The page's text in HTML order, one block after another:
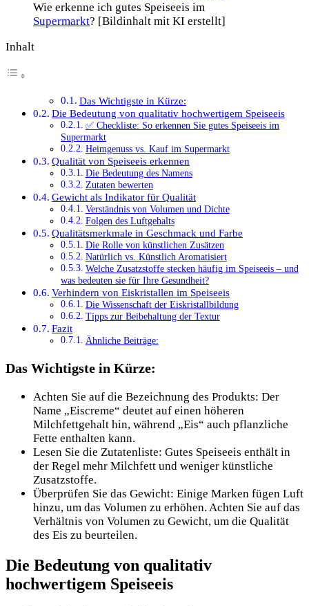
Wie erkenne ich gutes Speiseeis im
Supermarkt? [Bildinhalt mit KI erstellt]
Inhalt
Das Wichtigste in Kürze:
Die Bedeutung von qualitativ hochwertigem Speiseeis
✅ Checkliste: So erkennen Sie gutes Speiseeis im
Supermarkt
Heimgenuss vs. Kauf im Supermarkt
Qualität von Speiseeis erkennen
Die Bedeutung des Namens
Zutaten bewerten
Gewicht als Indikator für Qualität
Verständnis von Volumen und Dichte
Folgen des Luftgehalts
Qualitätsmerkmale in Geschmack und Farbe
Die Rolle von künstlichen Zusätzen
Natürlich vs. Künstlich Aromatisiert
Welche Zusatzstoffe stecken häufig im Speiseeis – und
was bedeuten sie für Ihre Gesundheit?
Verhindern von Eiskristallen im Speiseeis
Die Wissenschaft der Eiskristallbildung
Tipps zur Beibehaltung der Textur
Fazit
Ähnliche Beiträge:
Das Wichtigste in Kürze:
Achten Sie auf die Bezeichnung des Produkts: Der
Name „Eiscreme“ deutet auf einen höheren
Milchfettgehalt hin, während „Eis“ auch pflanzliche
Fette enthalten kann.
Lesen Sie die Zutatenliste: Gutes Speiseeis enthält in
der Regel mehr Milchfett und weniger künstliche
Zusatzstoffe.
Überprüfen Sie das Gewicht: Einige Marken fügen Luft
hinzu, um das Volumen zu erhöhen. Achten Sie auf das
Verhältnis von Volumen zu Gewicht, um die Qualität
des Eis zu beurteilen.
Die Bedeutung von qualitativ
hochwertigem Speiseeis